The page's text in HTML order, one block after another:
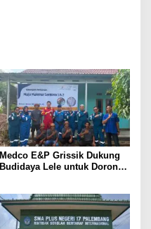
Medco E&P Grissik Dukung
Budidaya Lele untuk Dorong